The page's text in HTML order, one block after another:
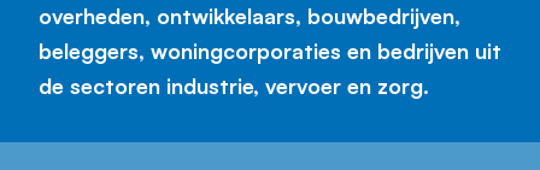
overheden, ontwikkelaars, bouwbedrijven,
beleggers, woningcorporaties en bedrijven uit
de sectoren industrie, vervoer en zorg.